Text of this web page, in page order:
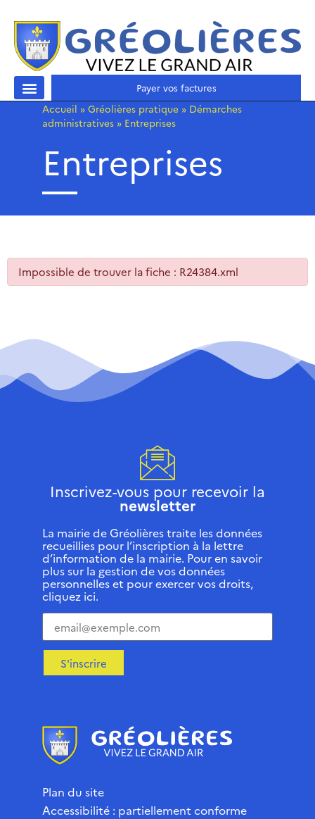
Payer vos factures
Accueil » Gréolières pratique » Démarches
administratives » Entreprises
Entreprises
Impossible de trouver la fiche : R24384.xml
Inscrivez-vous pour recevoir la
newsletter
La mairie de Gréolières traite les données
recueillies pour l’inscription à la lettre
d’information de la mairie. Pour en savoir
plus sur la gestion de vos données
personnelles et pour exercer vos droits,
cliquez ici.
S'inscrire
Plan du site
Accessibilité : partiellement conforme